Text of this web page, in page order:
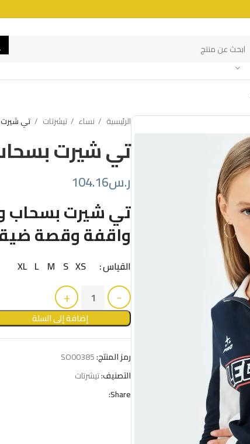
الرئيسية نساء تيشرتات تي
تي شيرت
ر.س104.16
تي شيرت بسحاب
واقفة وقصة
القياس XS
S
M
L
XL
إضافة إلى السلة
رمز المنتج:SO00385
التصنيف:تيشرتات
Share: